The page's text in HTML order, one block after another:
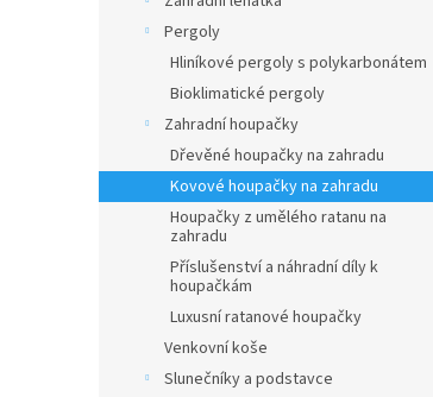
Pergoly
Hliníkové pergoly s polykarbonátem
Bioklimatické pergoly
Zahradní houpačky
Dřevěné houpačky na zahradu
Kovové houpačky na zahradu
Houpačky z umělého ratanu na
zahradu
Příslušenství a náhradní díly k
houpačkám
Luxusní ratanové houpačky
Venkovní koše
Slunečníky a podstavce